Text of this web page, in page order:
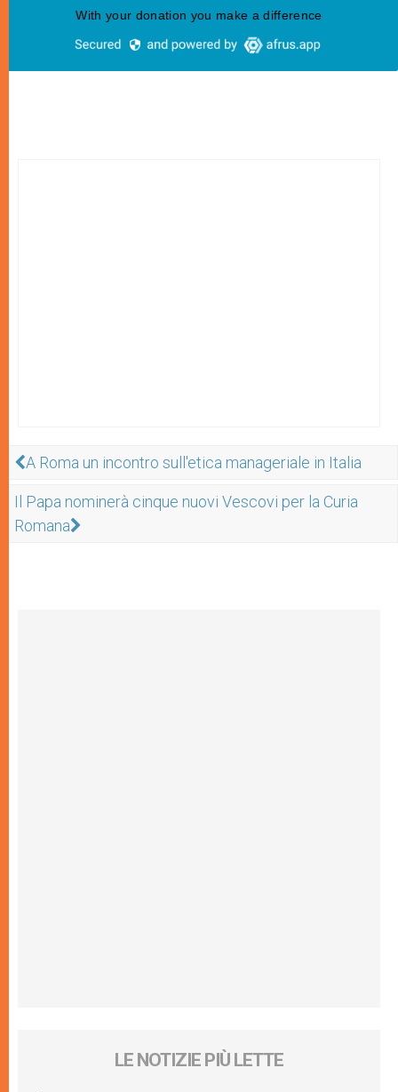
A Roma un incontro sull'etica manageriale in Italia
Il Papa nominerà cinque nuovi Vescovi per la Curia
Romana
LE NOTIZIE PIÙ LETTE